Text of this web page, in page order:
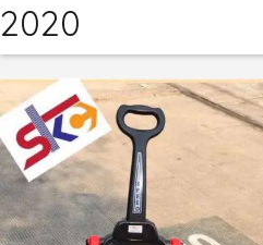
2020